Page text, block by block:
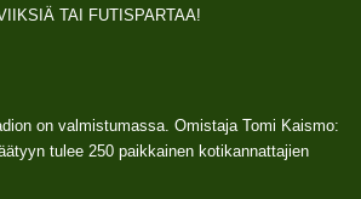
TAI FUTISPARTAA!
on valmistumassa. Omistaja Tomi Kaismo:
tulee 250 paikkainen kotikannattajien